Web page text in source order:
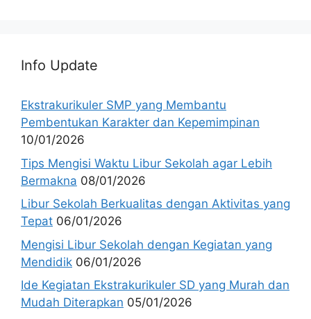
Info Update
Ekstrakurikuler SMP yang Membantu
Pembentukan Karakter dan Kepemimpinan
10/01/2026
Tips Mengisi Waktu Libur Sekolah agar Lebih
Bermakna 08/01/2026
Libur Sekolah Berkualitas dengan Aktivitas yang
Tepat 06/01/2026
Mengisi Libur Sekolah dengan Kegiatan yang
Mendidik 06/01/2026
Ide Kegiatan Ekstrakurikuler SD yang Murah dan
Mudah Diterapkan 05/01/2026